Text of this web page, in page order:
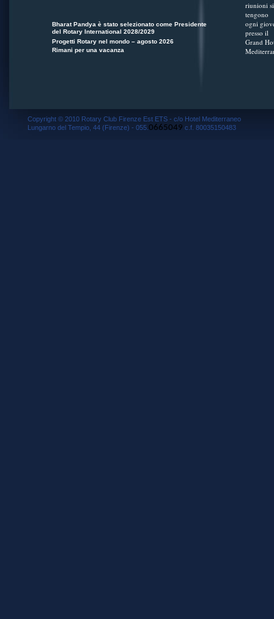
Bharat Pandya è stato selezionato come Presidente
del Rotary International 2028/2029
Progetti Rotary nel mondo – agosto 2026
Rimani per una vacanza
riunioni si
tengono
ogni
presso il
Grand
Copyright © 2010 Rotary Club Firenze Est ETS - c/o Hotel Mediterraneo
Lungarno del Tempio, 44 (Firenze) - 055. 0665049 c.f. 80035150483